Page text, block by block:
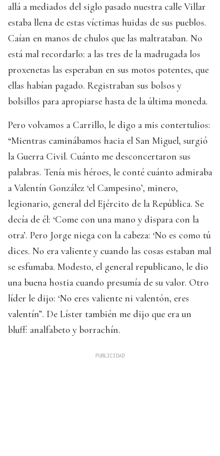
allá a mediados del siglo pasado nuestra calle Villar
estaba llena de estas víctimas huidas de sus pueblos.
Caían en manos de chulos que las maltrataban. No
está mal recordarlo: a las tres de la madrugada los
proxenetas las esperaban en sus motos potentes, que
ellas habían pagado. Registraban sus bolsos y
bolsillos para apropiarse hasta de la última moneda.
Pero volvamos a Carrillo, le digo a mis contertulios:
“Mientras caminábamos hacia el San Miguel, surgió
la Guerra Civil. Cuánto me desconcertaron sus
palabras. Tenía mis héroes, le conté cuánto admiraba
a Valentín González ‘el Campesino’, minero,
legionario, general del Ejército de la República. Se
decía de él: ‘Come con una mano y dispara con la
otra’. Pero Jorge niega con la cabeza: ‘No es como tú
dices. No era valiente y cuando las cosas estaban mal
se esfumaba. Modesto, el general republicano, le dio
una buena hostia cuando presumía de su valor. Otro
líder le dijo: ‘No eres valiente ni valentón, eres
valentín”. De Líster también me dijo que era un
bluff: analfabeto y borrachín.